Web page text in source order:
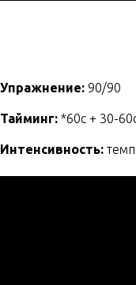
Упражнение: 90/90
Тайминг: *60с + 30-
Интенсивность: